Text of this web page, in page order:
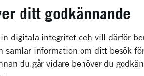
effekter som
av täckningspolicys för
och
erhölls en gedigen
ditt godkännande
digitala integritet och vill därför
samlar information om ditt besök
du går vidare behöver du